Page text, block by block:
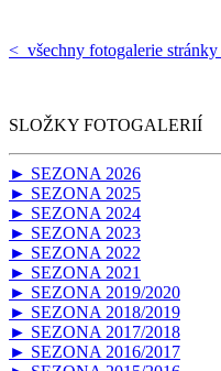
< všechny fotogalerie stránky
SLOŽKY FOTOGALERIÍ
► SEZONA 2026
► SEZONA 2025
► SEZONA 2024
► SEZONA 2023
► SEZONA 2022
► SEZONA 2021
► SEZONA 2019/2020
► SEZONA 2018/2019
► SEZONA 2017/2018
► SEZONA 2016/2017